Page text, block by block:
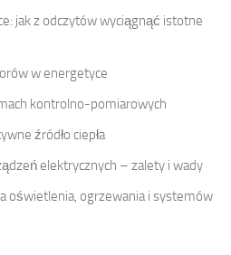
jak z odczytów wyciągnąć istotne
w energetyce
kontrolno-pomiarowych
źródło ciepła
elektrycznych – zalety i wady
oświetlenia, ogrzewania i systemów